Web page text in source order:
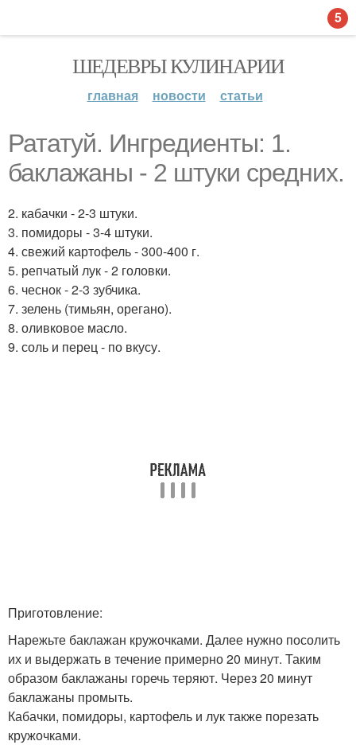
ШЕДЕВРЫ КУЛИНАРИИ
главная новости статьи
Рататуй. Ингредиенты: 1.
баклажаны - 2 штуки средних.
2. кабачки - 2-3 штуки.
3. помидоры - 3-4 штуки.
4. свежий картофель - 300-400 г.
5. репчатый лук - 2 головки.
6. чеснок - 2-3 зубчика.
7. зелень (тимьян, орегано).
8. оливковое масло.
9. соль и перец - по вкусу.
Приготовление:
Нарежьте баклажан кружочками. Далее нужно посолить
их и выдержать в течение примерно 20 минут. Таким
образом баклажаны горечь теряют. Через 20 минут
баклажаны промыть.
Кабачки, помидоры, картофель и лук также порезать
кружочками.
5